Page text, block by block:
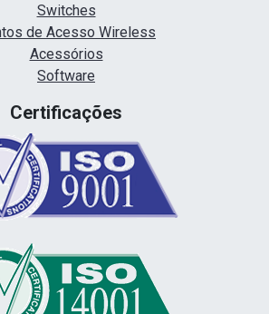
Switches
de Acesso Wireless
Acessórios
Software
Certificações